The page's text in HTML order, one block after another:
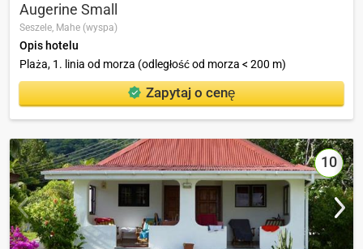
Augerine Small
Seszele, Mahe (wyspa)
Opis hotelu
Plaża, 1. linia od morza (odległość od morza < 200 m)
Zapytaj o cenę
10